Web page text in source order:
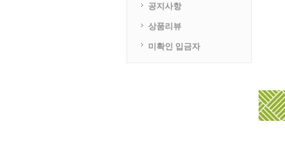
공지사항
상품리뷰
미확인 입금자